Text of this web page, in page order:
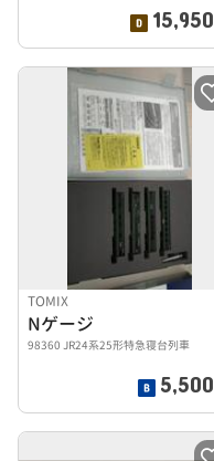
15,950
TOMIX
Nゲージ
98360 JR24系25形特急寝台列車
5,500